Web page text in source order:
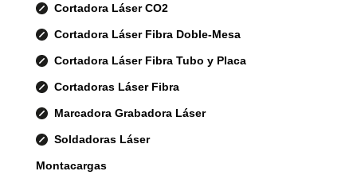
Cortadora Láser CO2
Cortadora Láser Fibra Doble-Mesa
Cortadora Láser Fibra Tubo y Placa
Cortadoras Láser Fibra
Marcadora Grabadora Láser
Soldadoras Láser
Montacargas